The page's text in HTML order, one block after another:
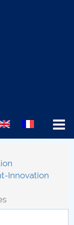
Innovation